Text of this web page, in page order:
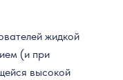
жидкой
(и при
высокой